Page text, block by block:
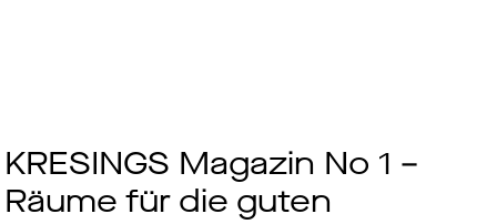
KRESINGS Magazin No 1 –
Räume für die guten